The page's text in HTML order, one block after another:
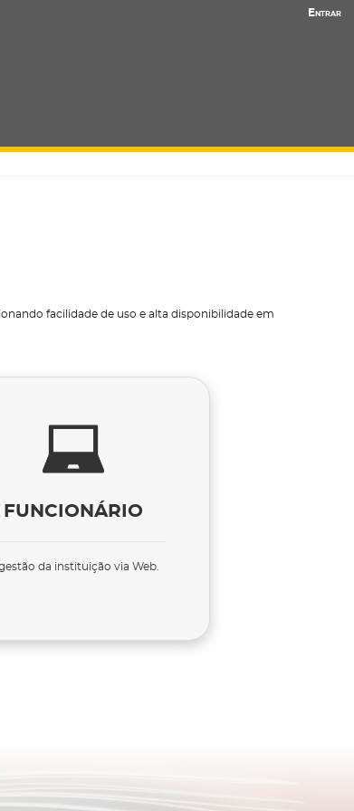
Entrar
facilidade de uso e alta disponibilidade em
FUNCIONÁRIO
da instituição via Web.